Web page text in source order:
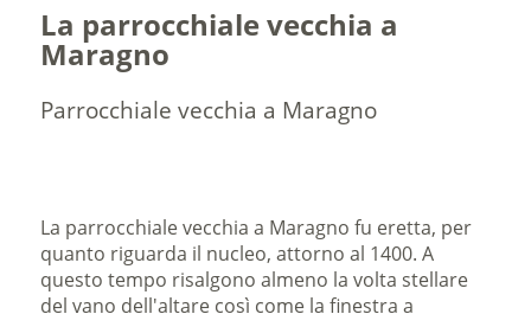
La parrocchiale vecchia a
Maragno
Parrocchiale vecchia a Maragno
La parrocchiale vecchia a Maragno fu eretta, per
quanto riguarda il nucleo, attorno al 1400. A
questo tempo risalgono almeno la volta stellare
del vano dell'altare così come la finestra a